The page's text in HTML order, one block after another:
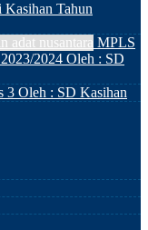
Tahun
MPLS
2024 Oleh : SD
3 Oleh : SD Kasihan